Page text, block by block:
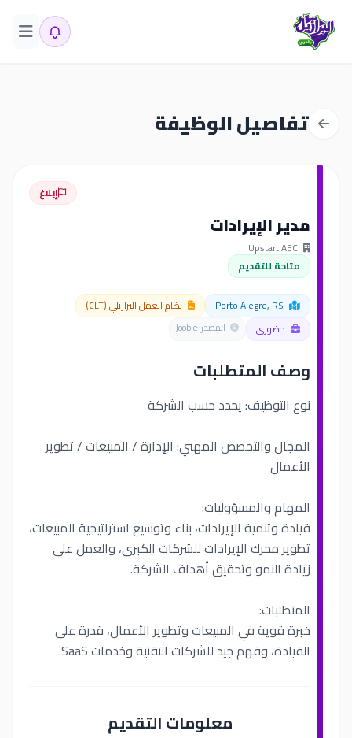
تفاصيل الوظيفة
إبلاغ
مدير الإيرادات
متاحة للتقديم
نظام العمل البرازيلي (CLT)
حضوري
المصدر: Jooble
وصف المتطلبات
نوع التوظيف: يحدد حسب الشركة
المجال والتخصص المهني: الإدارة / المبيعات / تطوير
الأعمال
المهام والمسؤوليات:
قيادة وتنمية الإيرادات، بناء وتوسيع استراتيجية المبيعات،
تطوير محرك الإيرادات للشركات الكبرى، والعمل على
زيادة النمو وتحقيق أهداف الشركة.
المتطلبات:
خبرة قوية في المبيعات وتطوير الأعمال، قدرة على
القيادة، وفهم جيد للشركات التقنية وخدمات SaaS.
معلومات التقديم